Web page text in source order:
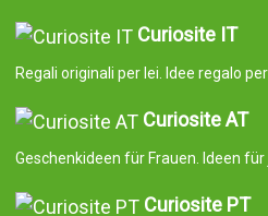
Curiosite IT
Regali originali per lei. Idee regalo
Curiosite AT
Geschenkideen für Frauen. Ideen für
Curiosite PT